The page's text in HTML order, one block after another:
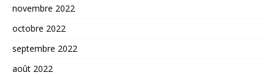
novembre 2022
octobre 2022
septembre 2022
août 2022